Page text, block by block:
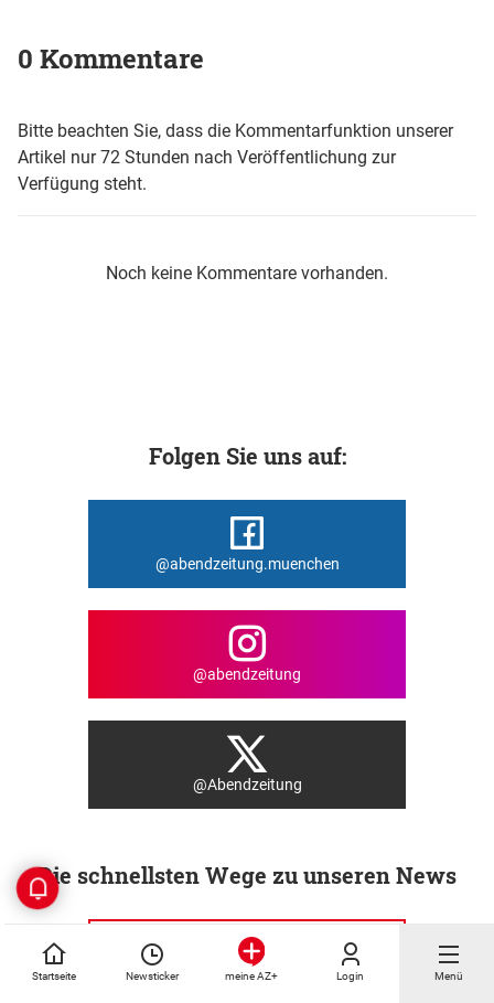
Startseite Newsticker meine AZ+ Login Menü
0 Kommentare
Bitte beachten Sie, dass die Kommentarfunktion unserer
Artikel nur 72 Stunden nach Veröffentlichung zur
Verfügung steht.
Noch keine Kommentare vorhanden.
Folgen Sie uns auf:
@abendzeitung.muenchen
@abendzeitung
@Abendzeitung
Die schnellsten Wege zu unseren News
News per App